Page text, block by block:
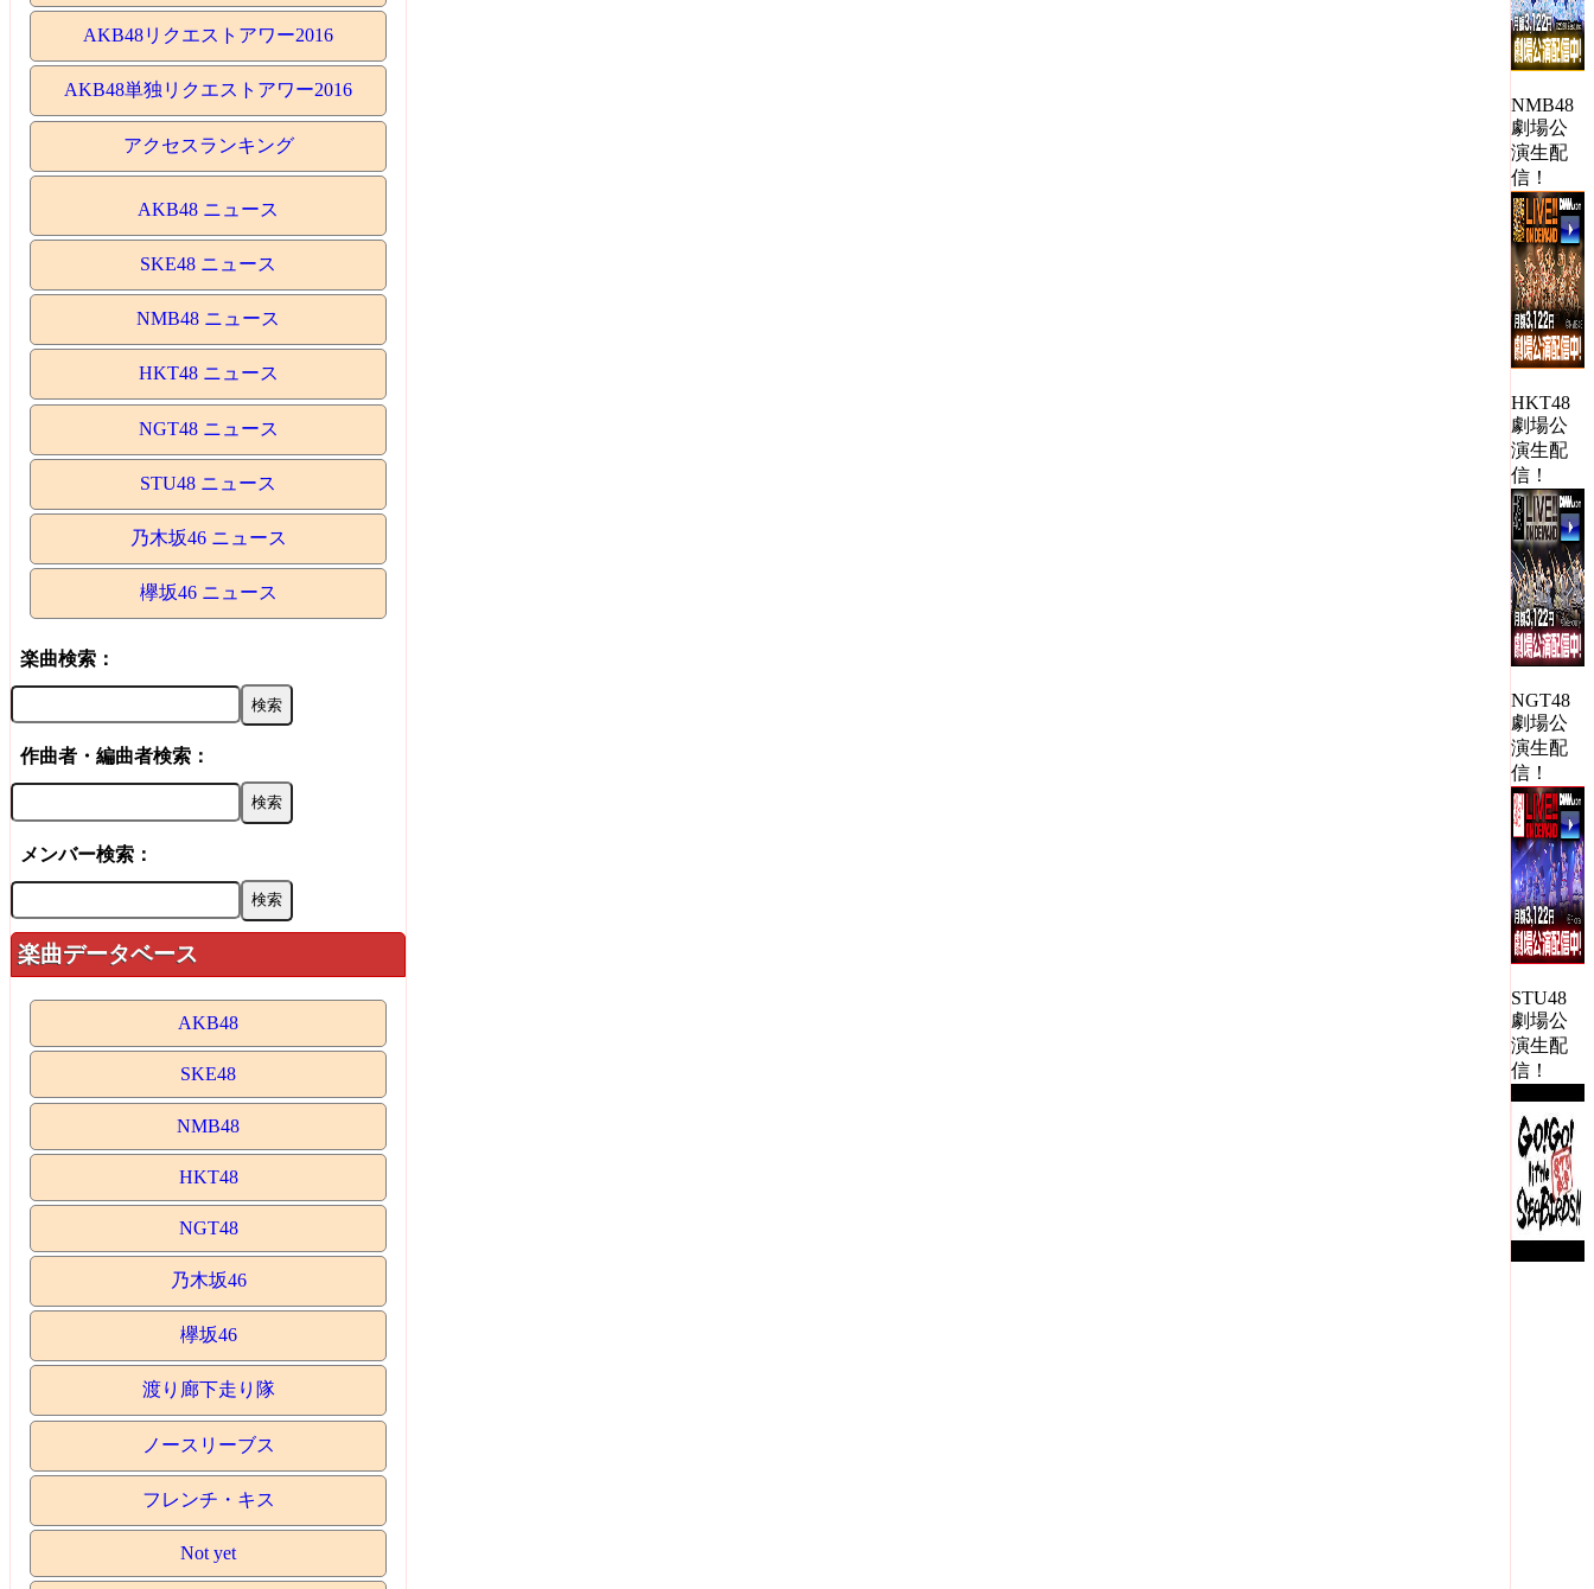
AKB48リクエストアワー2016
AKB48単独リクエストアワー2016
アクセスランキング
AKB48 ニュース
SKE48 ニュース
NMB48 ニュース
HKT48 ニュース
NGT48 ニュース
STU48 ニュース
乃木坂46 ニュース
欅坂46 ニュース
楽曲検索：
作曲者・編曲者検索：
メンバー検索：
楽曲データベース
AKB48
SKE48
NMB48
HKT48
NGT48
乃木坂46
欅坂46
渡り廊下走り隊
ノースリーブス
フレンチ・キス
Not yet
NMB48
劇場公
演生配
信！
HKT48
劇場公
演生配
信！
NGT48
劇場公
演生配
信！
STU48
劇場公
演生配
信！